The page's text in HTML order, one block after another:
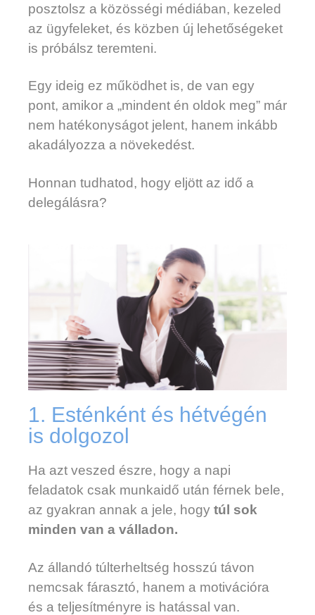
posztolsz a közösségi médiában, kezeled
az ügyfeleket, és közben új lehetőségeket
is próbálsz teremteni.
Egy ideig ez működhet is, de van egy
pont, amikor a „mindent én oldok meg” már
nem hatékonyságot jelent, hanem inkább
akadályozza a növekedést.
Honnan tudhatod, hogy eljött az idő a
delegálásra?
1. Esténként és hétvégén
is dolgozol
Ha azt veszed észre, hogy a napi
feladatok csak munkaidő után férnek bele,
az gyakran annak a jele, hogy túl sok
minden van a válladon.
Az állandó túlterheltség hosszú távon
nemcsak fárasztó, hanem a motivációra
és a teljesítményre is hatással van.